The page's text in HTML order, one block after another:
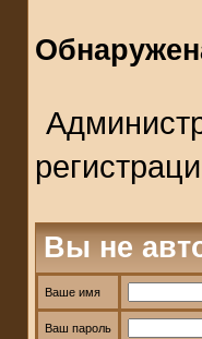
Вы не
Ваше имя
Ваш пароль